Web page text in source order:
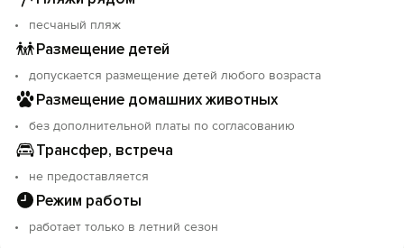
песчаный пляж
Размещение детей
допускается размещение детей любого возраста
Размещение домашних животных
без дополнительной платы по согласованию
Трансфер, встреча
не предоставляется
Режим работы
работает только в летний сезон